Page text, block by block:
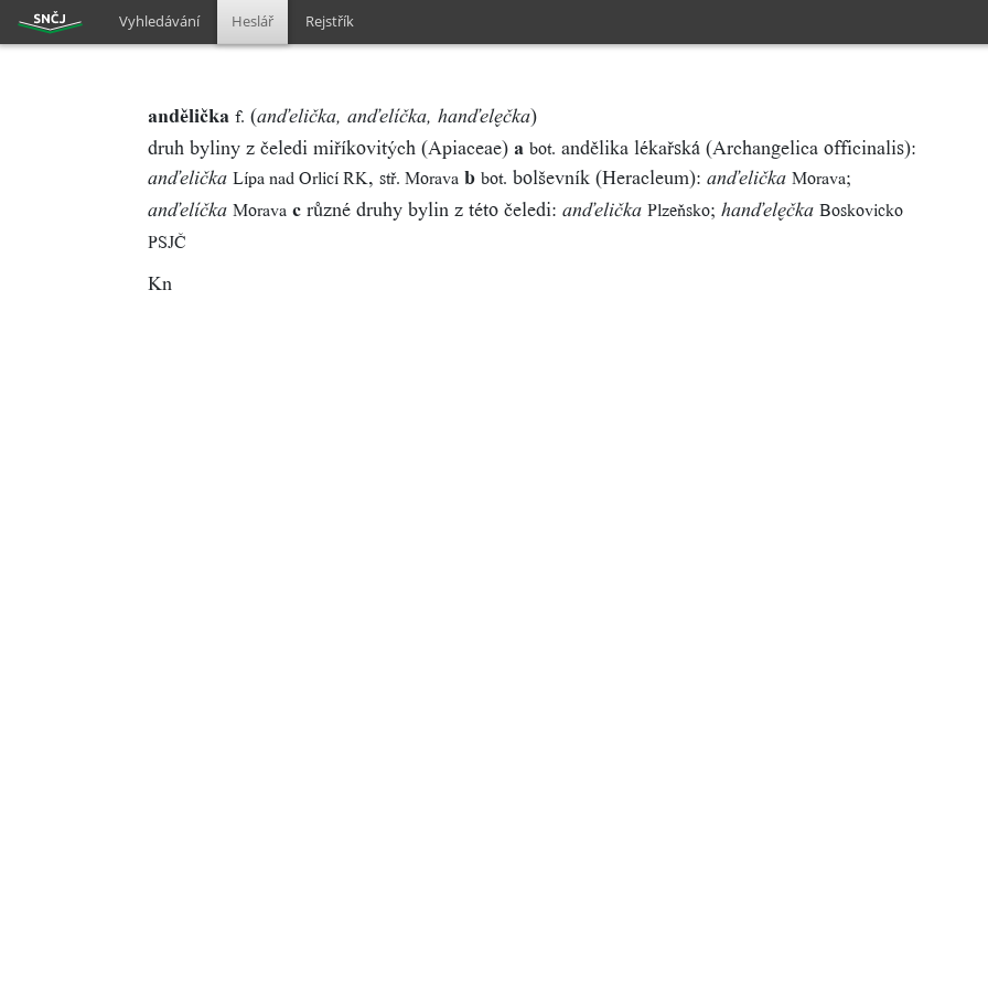
Vyhledávání Heslář Rejstřík
andělička f. (anďelička, anďelíčka, hanďelčka)
druh byliny z čeledi miříkovitých (Apiaceae) a bot. andělika lékařská (Archangelica officinalis):
anďelička Lípa nad Orlicí RK, stř. Morava b bot. bolševník (Heracleum): anďelička Morava;
anďelíčka Morava c různé druhy bylin z této čeledi: anďelička Plzeňsko; hanďelčka Boskovicko
PSJČ
Kn